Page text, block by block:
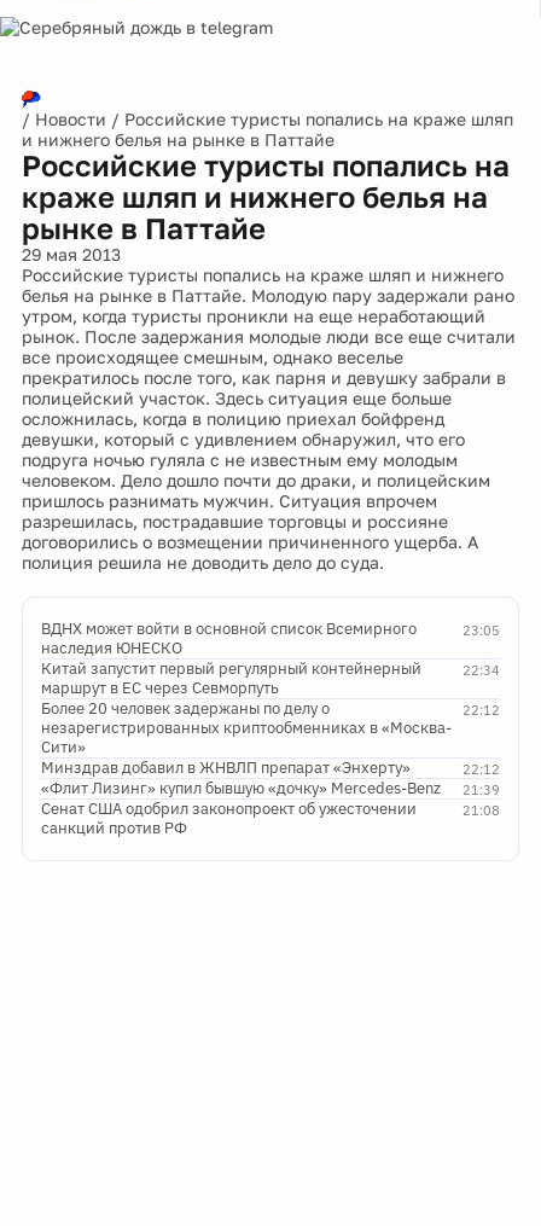
/ Новости / Российские туристы попались на краже шляп
и нижнего белья на рынке в Паттайе
Российские туристы попались на
краже шляп и нижнего белья на
рынке в Паттайе
29 мая 2013
Российские туристы попались на краже шляп и нижнего
белья на рынке в Паттайе. Молодую пару задержали рано
утром, когда туристы проникли на еще неработающий
рынок. После задержания молодые люди все еще считали
все происходящее смешным, однако веселье
прекратилось после того, как парня и девушку забрали в
полицейский участок. Здесь ситуация еще больше
осложнилась, когда в полицию приехал бойфренд
девушки, который с удивлением обнаружил, что его
подруга ночью гуляла с не известным ему молодым
человеком. Дело дошло почти до драки, и полицейским
пришлось разнимать мужчин. Ситуация впрочем
разрешилась, пострадавшие торговцы и россияне
договорились о возмещении причиненного ущерба. А
полиция решила не доводить дело до суда.
23:05
ВДНХ может войти в основной список Всемирного
наследия ЮНЕСКО
22:34
Китай запустит первый регулярный контейнерный
маршрут в ЕС через Севморпуть
22:12
Более 20 человек задержаны по делу о
незарегистрированных криптообменниках в «Москва-
Сити»
22:12
Минздрав добавил в ЖНВЛП препарат «Энхерту»
21:39
«Флит Лизинг» купил бывшую «дочку» Mercedes-Benz
21:08
Сенат США одобрил законопроект об ужесточении
санкций против РФ